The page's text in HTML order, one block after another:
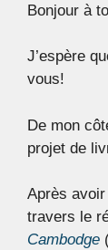
Bonjour à
J’espère
vous!
De mon
projet de
Après
travers le
Cambodge